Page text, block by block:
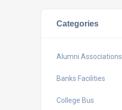
Categories
Alumni Associations
Banks Facilities
College Bus